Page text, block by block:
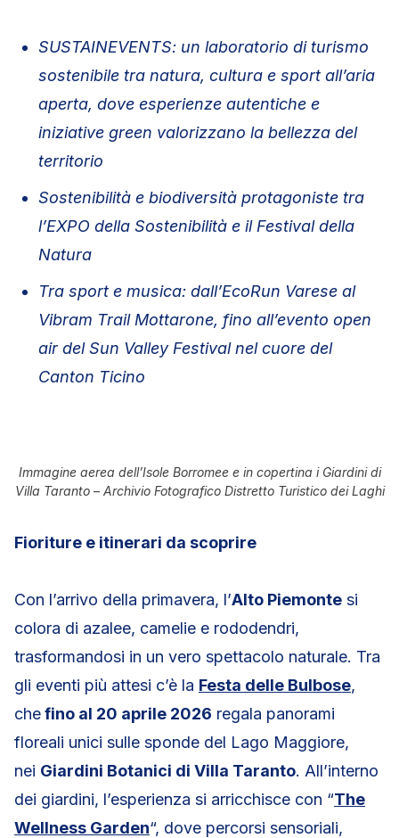
SUSTAINEVENTS: un laboratorio di turismo
sostenibile tra natura, cultura e sport all’aria
aperta, dove esperienze autentiche e
iniziative green valorizzano la bellezza del
territorio
Sostenibilità e biodiversità protagoniste tra
l’EXPO della Sostenibilità e il Festival della
Natura
Tra sport e musica: dall’EcoRun Varese al
Vibram Trail Mottarone, fino all’evento open
air del Sun Valley Festival nel cuore del
Canton Ticino
Immagine aerea dell’Isole Borromee e in copertina i Giardini di
Villa Taranto– Archivio Fotografico Distretto Turistico dei Laghi
Fioriture e itinerari da scoprire
Con l’arrivo della primavera, l’Alto Piemonte si
colora di azalee, camelie e rododendri,
trasformandosi in un vero spettacolo naturale. Tra
gli eventi più attesi c’è la Festa delle Bulbose,
chefino al 20 aprile 2026 regala panorami
floreali unici sulle sponde del Lago Maggiore,
nei Giardini Botanici di Villa Taranto. All’interno
dei giardini, l’esperienza si arricchisce con “The
Wellness Garden“, dove percorsi sensoriali,